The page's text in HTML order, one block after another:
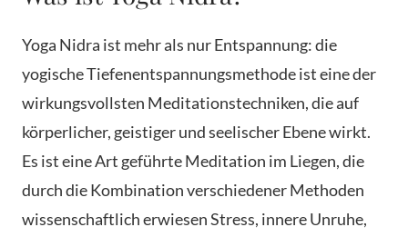
Yoga Nidra ist mehr als nur Entspannung: die
yogische Tiefenentspannungsmethode ist eine der
wirkungsvollsten Meditationstechniken, die auf
körperlicher, geistiger und seelischer Ebene wirkt.
Es ist eine Art geführte Meditation im Liegen, die
durch die Kombination verschiedener Methoden
wissenschaftlich erwiesen Stress, innere Unruhe,